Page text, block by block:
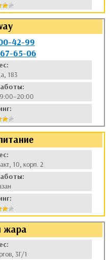
42-99
65-06
183
10, корп. 2
жара
3Г/1